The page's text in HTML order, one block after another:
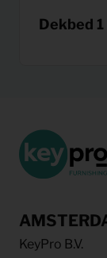
Dekbed
KeyPro B.V.